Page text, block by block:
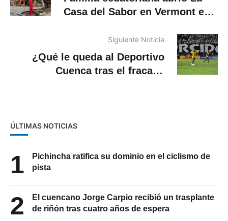
Casa del Sabor en Vermont en
Siguiente Noticia
¿Qué le queda al Deportivo
Cuenca tras el fracaso
ÚLTIMAS NOTICIAS
1
Pichincha ratifica su dominio en el ciclismo de
pista
2
El cuencano Jorge Carpio recibió un trasplante
de riñón tras cuatro años de espera